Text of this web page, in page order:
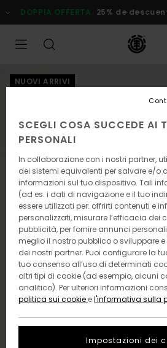
alle
informazioni
prodotto
DOPPIA OFFERTA 25% de
NUOVI ARRIVI
SCEGLI COSA SUCCEDE AI
PERSONALI
In collaborazione con i nostri partner,
dei sistemi equivalenti per salvare e/o
informazioni sul tuo dispositivo. Tali
(ad es. i dati di navigazione e il tuo
essere utilizzati per: offrirti contenuti e
personalizzati, misurare l’efficacia dei
pubblicità, per fornire annunci
meglio il nostro pubblico o sviluppare
dei nostri partner. Puoi configurare la
tuo consenso all’uso di determinati
altri tipi di cookie (ad esempio, alcuni
analitico). Per ulteriori informazioni
politica sui cookie el'informativa sulla
Impostazioni dei